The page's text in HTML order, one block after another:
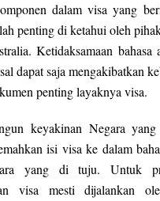
dalam visa yang
penting di ketahui oleh
Ketidaksamaan bahasa
dapat saja mengakibatkan
penting layaknya visa.
keyakinan Negara
isi visa ke dalam
yang di tuju. Untuk
visa mesti dijalankan